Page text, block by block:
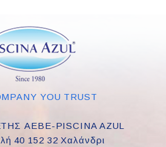
YOU TRUST
ΑΕΒΕ-PISCINA AZUL
40 152 32 Χαλάνδρι